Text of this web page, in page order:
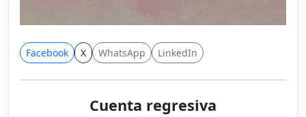
Facebook X WhatsApp LinkedIn
Cuenta regresiva